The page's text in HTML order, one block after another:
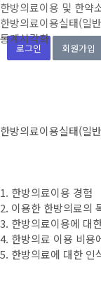
로그인 회원가입
한방의료이용 및 한약
한방의료이용실태(일
통계시각화
한방의료이용실태(일
1. 한방의료이용 경험
2. 이용한 한방의료의
3. 한방의료이용에 대
4. 한방의료 이용 비용
5. 한방의료에 대한 인